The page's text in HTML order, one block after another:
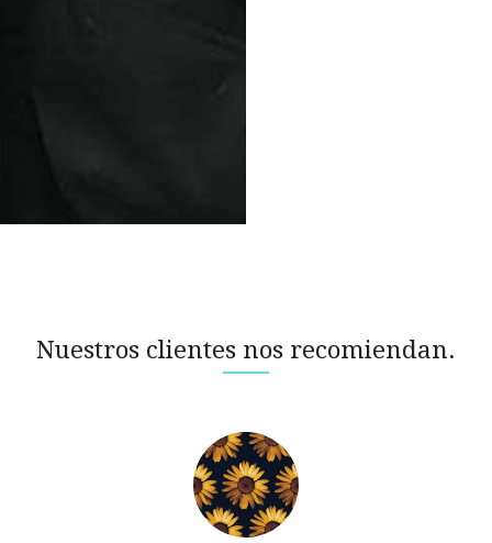
Nuestros clientes nos recomiendan.